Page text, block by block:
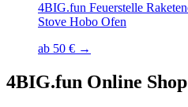
4BIG.fun Feuerstelle
Stove Hobo Ofen
ab 50 € →
4BIG.fun Online Shop